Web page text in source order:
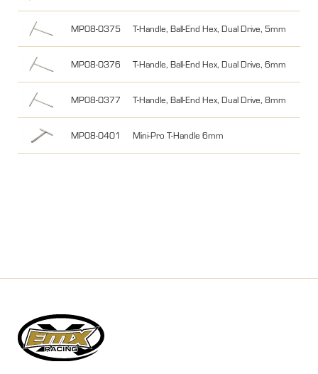
MP08-0375 T-Handle, Ball-End Hex, Dual Drive, 5mm
MP08-0376 T-Handle, Ball-End Hex, Dual Drive, 6mm
MP08-0377 T-Handle, Ball-End Hex, Dual Drive, 8mm
MP08-0401 Mini-Pro T-Handle 6mm